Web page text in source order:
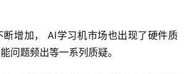
断增加， AI学习机市场也出现了硬件质
问题频出等一系列质疑。